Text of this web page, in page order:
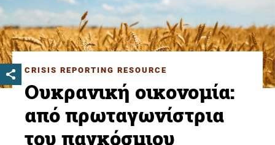
to
content
CRISIS REPORTING RESOURCE
Ουκρανική οικονομία:
από πρωταγωνίστρια
του παγκόσμιου